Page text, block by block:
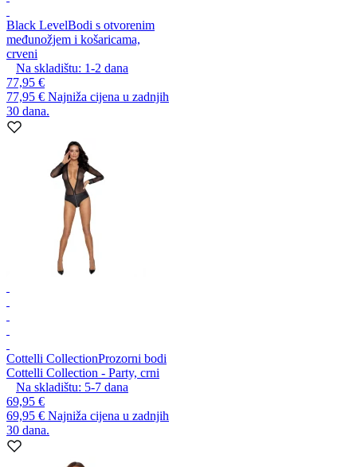
Black LevelBodi s otvorenim
međunožjem i košaricama,
crveni
Na skladištu: 1-2 dana
77,95 €
77,95 € Najniža cijena u zadnjih
30 dana.
Cottelli CollectionProzorni bodi
Cottelli Collection - Party, crni
Na skladištu: 5-7 dana
69,95 €
69,95 € Najniža cijena u zadnjih
30 dana.